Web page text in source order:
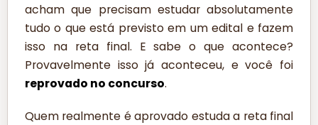
acham que precisam estudar absolutamente
tudo o que está previsto em um edital e fazem
isso na reta final. E sabe o que acontece?
Provavelmente isso já aconteceu, e você foi
reprovado no concurso.
Quem realmente é aprovado estuda a reta final